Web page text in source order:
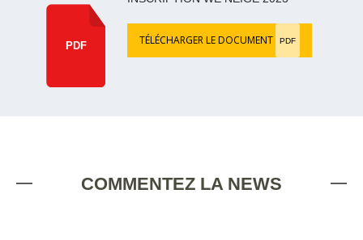
PDF TÉLÉCHARGER LE DOCUMENT PDF
COMMENTEZ LA NEWS